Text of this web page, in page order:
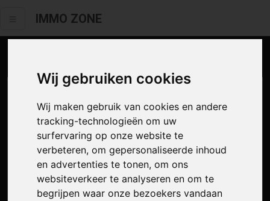
Wij gebruiken cookies
Wij maken gebruik van cookies en andere
tracking-technologieën om uw
surfervaring op onze website te
verbeteren, om gepersonaliseerde inhoud
en advertenties te tonen, om ons
websiteverkeer te analyseren en om te
begrijpen waar onze bezoekers vandaan
IMMO ZONE
Zoek